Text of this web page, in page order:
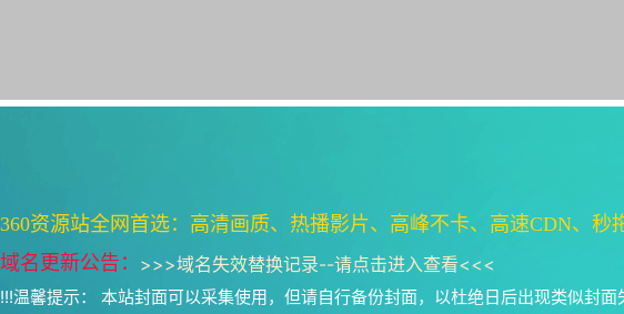
360资源站全网首选：高清画质、热播影片、高峰不卡、高速CDN、秒
域名更新公告： >>>域名失效替换记录--请点击进入查看<<<
!!!温馨提示： 本站封面可以采集使用，但请自行备份封面，以杜绝日后出现类似封面